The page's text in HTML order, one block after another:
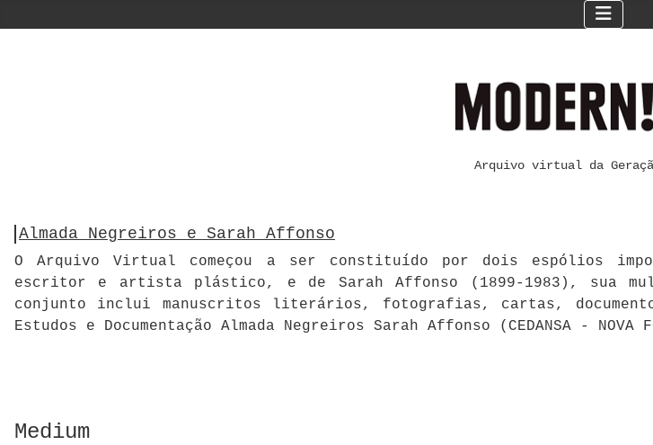
Arquivo virtual da
Almada Negreiros e Sarah Affonso
O Arquivo Virtual começou a ser constituído por dois espólios
escritor e artista plástico, e de Sarah Affonso (1899-1983), sua
conjunto inclui manuscritos literários, fotografias, cartas,
Estudos e Documentação Almada Negreiros Sarah Affonso (CEDANSA - NOVA
Medium